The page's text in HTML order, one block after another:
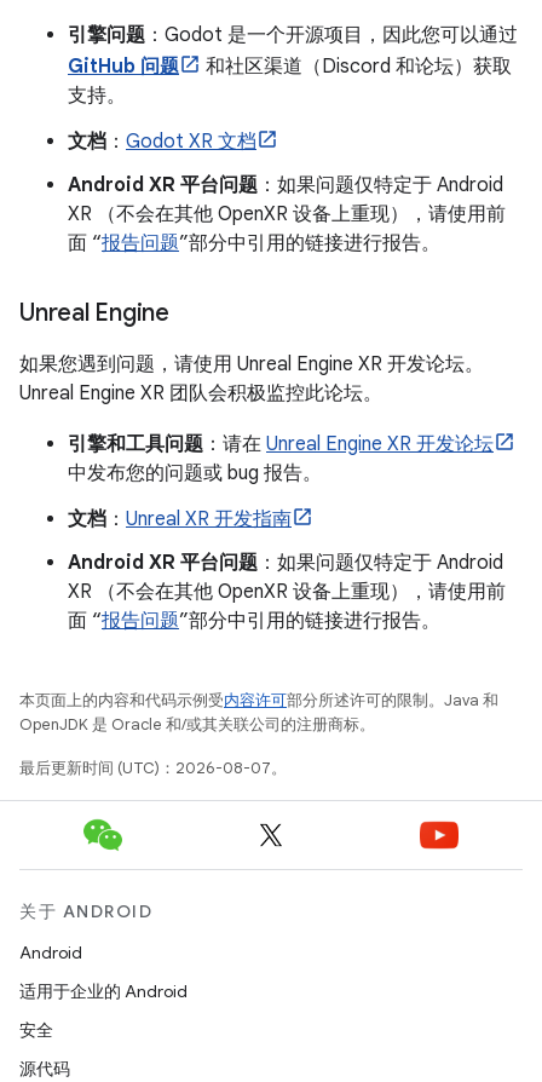
引擎问题 ：Godot 是一个开源项目，因此您可以通过
GitHub 问题
和社区渠道（Discord 和论坛）获取
支持。
文档 ： Godot XR 文档
Android XR 平台问题 ：如果问题仅特定于 Android
XR （不会在其他 OpenXR 设备上重现），请使用前
面 “报告问题”部分中引用的链接进行报告。
Unreal Engine
如果您遇到问题，请使用 Unreal Engine XR 开发论坛。
Unreal Engine XR 团队会积极监控此论坛。
引擎和工具问题 ：请在 Unreal Engine XR 开发论坛
中发布您的问题或 bug 报告。
文档 ： Unreal XR 开发指南
Android XR 平台问题 ：如果问题仅特定于 Android
XR （不会在其他 OpenXR 设备上重现），请使用前
面 “报告问题”部分中引用的链接进行报告。
本页面上的内容和代码示例受内容许可部分所述许可的限制。Java 和
OpenJDK 是 Oracle 和/或其关联公司的注册商标。
最后更新时间 (UTC)：2026-08-07。
关于 ANDROID
Android
适用于企业的 Android
安全
源代码